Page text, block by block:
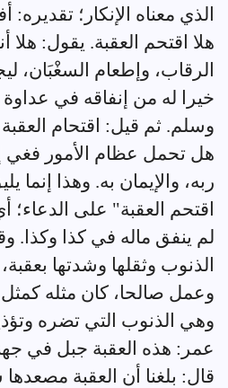
الذي معناه الإنكار؛ تقديره:
هلا اقتحم العقبة. يقول:
الرقاب، وإطعام السغْبَان،
خيرا له من إنفاقه في
وسلم. ثم قيل: اقتحام
هل تحمل عظام الأمور فغي
ربه، والإيمان به. وهذا
اقتحم العقبة" على الدعاء؛
لم ينفق ماله في كذا وكذا.
الذنوب وثقلها وشدتها
وعمل صالحا، كان مثله كمثل
وهي الذنوب التي تضره
عمر: هذه العقبة جبل في
قال: بلغنا أن العقبة